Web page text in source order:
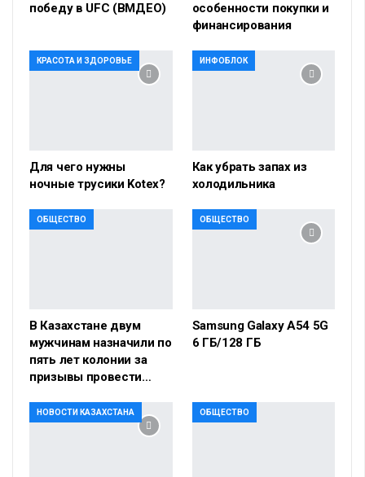
победу в UFC (ВМДЕО)
особенности покупки и
финансирования
КРАСОТА И ЗДОРОВЬЕ
Для чего нужны
ночные трусики Kotex?
ИНФОБЛОК
Как убрать запах из
холодильника
ОБЩЕСТВО
В Казахстане двум
мужчинам назначили по
пять лет колонии за
призывы провести…
ОБЩЕСТВО
Samsung Galaxy A54 5G
6 ГБ/128 ГБ
НОВОСТИ КАЗАХСТАНА ОБЩЕСТВО